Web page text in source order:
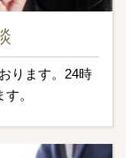
ります。24時
。